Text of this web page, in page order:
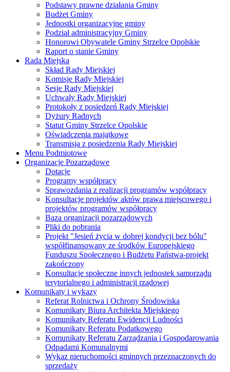
Podstawy prawne działania Gminy
Budżet Gminy
Jednostki organizacyjne gminy
Podział administracyjny Gminy
Honorowi Obywatele Gminy Strzelce Opolskie
Raport o stanie Gminy
Rada Miejska
Skład Rady Miejskiej
Komisje Rady Miejskiej
Sesje Rady Miejskiej
Uchwały Rady Miejskiej
Protokoły z posiedzeń Rady Miejskiej
Dyżury Radnych
Statut Gminy Strzelce Opolskie
Oświadczenia majątkowe
Transmisja z posiedzenia Rady Miejskiej
Menu Podmiotowe
Organizacje Pozarządowe
Dotacje
Programy współpracy
Sprawozdania z realizacji programów współpracy
Konsultacje projektów aktów prawa miejscowego i
projektów programów współpracy
Baza organizacji pozarządowych
Pliki do pobrania
Projekt "Jesień życia w dobrej kondycji bez bólu"
współfinansowany ze środków Europejskiego
Funduszu Społecznego i Budżetu Państwa-projekt
zakończony
Konsultacje społeczne innych jednostek samorządu
terytorialnego i administracji rządowej
Komunikaty i wykazy
Referat Rolnictwa i Ochrony Środowiska
Komunikaty Biura Architekta Miejskiego
Komunikaty Referatu Ewidencji Ludności
Komunikaty Referatu Podatkowego
Komunikaty Referatu Zarządzania i Gospodarowania
Odpadami Komunalnymi
Wykaz nieruchomości gminnych przeznaczonych do
sprzedaży